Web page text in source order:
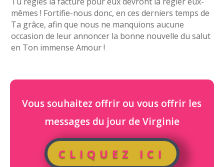
mêmes ! Fortifie-nous donc, en ces derniers temps de
Ta grâce, afin que nous ne manquions aucune
occasion de leur annoncer la bonne nouvelle du salut
en Ton immense Amour !
Vous souhaitez offrir ou vous offrir les
messages du jour de Virginie
CLIQUEZ ICI